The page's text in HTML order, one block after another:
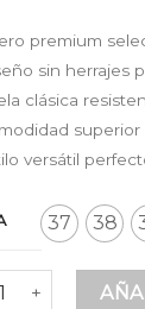
premium
sin herrajes
clásica
superior
versátil
37 38
Classic